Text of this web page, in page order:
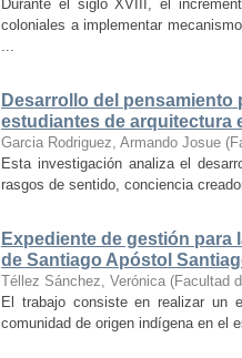
Durante el siglo XVIII, el
coloniales a implementar
...
Desarrollo del
estudiantes de arquitectura
Garcia Rodriguez, Armando Josue (
Esta investigación analiza el
rasgos de sentido, conciencia
Expediente de gestión
de Santiago Apóstol
Téllez Sánchez, Verónica (Facultad
El trabajo consiste en realizar un
comunidad de origen indígena en el